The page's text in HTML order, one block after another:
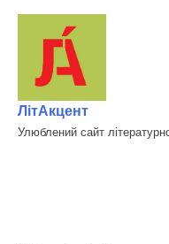
ЛітАкцент
Улюблений сайт